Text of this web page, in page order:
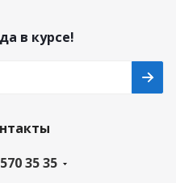
в курсе!
35 35